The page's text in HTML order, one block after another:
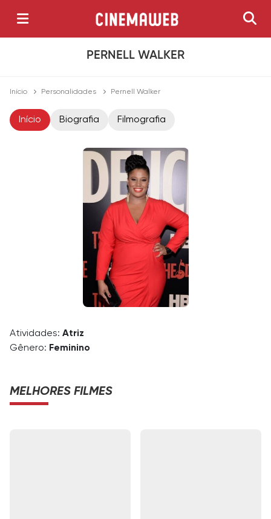
PERNELL WALKER
Início Personalidades Pernell Walker
Início Biografia Filmografia
Atividades: Atriz
Gênero: Feminino
MELHORES FILMES